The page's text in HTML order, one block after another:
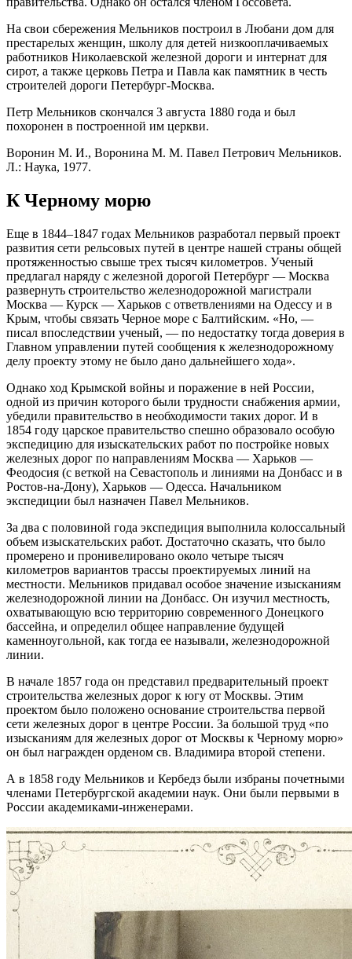
На свои сбережения Мельников построил в Любани дом для
престарелых женщин, школу для детей низкооплачиваемых
работников Николаевской железной дороги и интернат для
сирот, а также церковь Петра и Павла как памятник в честь
строителей дороги Петербург-Москва.
Петр Мельников скончался 3 августа 1880 года и был
похоронен в построенной им церкви.
Воронин М. И., Воронина М. М. Павел Петрович Мельников.
Л.: Наука, 1977.
К Черному морю
Еще в 1844‒1847 годах Мельников разработал первый проект
развития сети рельсовых путей в центре нашей страны общей
протяженностью свыше трех тысяч километров. Ученый
предлагал наряду с железной дорогой Петербург — Москва
развернуть строительство железнодорожной магистрали
Москва — Курск — Харьков с ответвлениями на Одессу и в
Крым, чтобы связать Черное море с Балтийским. «Но, —
писал впоследствии ученый, — по недостатку тогда доверия в
Главном управлении путей сообщения к железнодорожному
делу проекту этому не было дано дальнейшего хода».
Однако ход Крымской войны и поражение в ней России,
одной из причин которого были трудности снабжения армии,
убедили правительство в необходимости таких дорог. И в
1854 году царское правительство спешно образовало особую
экспедицию для изыскательских работ по постройке новых
железных дорог по направлениям Москва — Харьков —
Феодосия (с веткой на Севастополь и линиями на Донбасс и в
Ростов-на-Дону), Харьков — Одесса. Начальником
экспедиции был назначен Павел Мельников.
За два с половиной года экспедиция выполнила колоссальный
объем изыскательских работ. Достаточно сказать, что было
промерено и пронивелировано около четыре тысяч
километров вариантов трассы проектируемых линий на
местности. Мельников придавал особое значение изысканиям
железнодорожной линии на Донбасс. Он изучил местность,
охватывающую всю территорию современного Донецкого
бассейна, и определил общее направление будущей
каменноугольной, как тогда ее называли, железнодорожной
линии.
В начале 1857 года он представил предварительный проект
строительства железных дорог к югу от Москвы. Этим
проектом было положено основание строительства первой
сети железных дорог в центре России. За большой труд «по
изысканиям для железных дорог от Москвы к Черному морю»
он был награжден орденом св. Владимира второй степени.
А в 1858 году Мельников и Кербедз были избраны почетными
членами Петербургской академии наук. Они были первыми в
России академиками-инженерами.